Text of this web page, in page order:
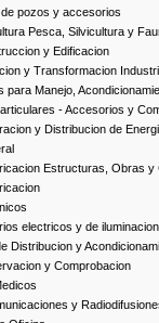
pozos y accesorios
Pesca, Silvicultura y
y Edificacion
y Transformacion
Manejo,
- Accesorios y
y Distribucion de
Estructuras, Obras
electricos y de iluminacion
Distribucion y
y Comprobacion
y